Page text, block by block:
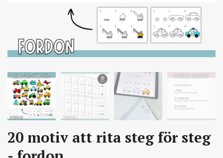
20 motiv att rita steg för steg